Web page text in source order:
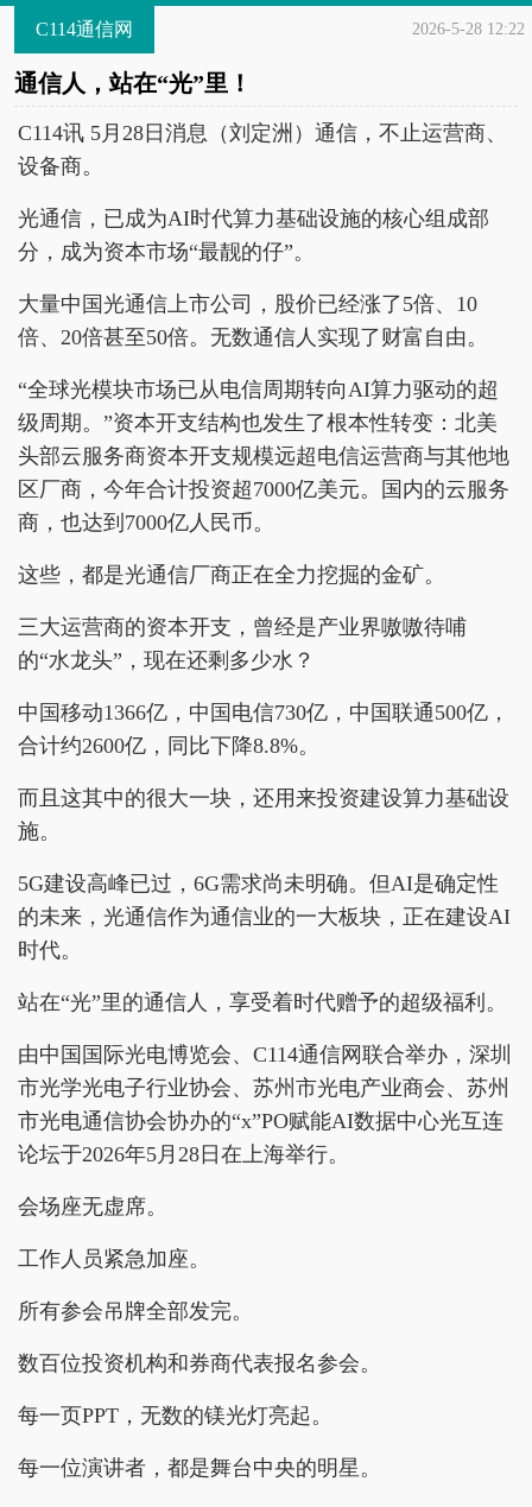
C114通信网 2026-5-28 12:22
通信人，站在“光”里！
C114讯 5月28日消息（刘定洲）通信，不止运营商、
设备商。
光通信，已成为AI时代算力基础设施的核心组成部
分，成为资本市场“最靓的仔”。
大量中国光通信上市公司，股价已经涨了5倍、10
倍、20倍甚至50倍。无数通信人实现了财富自由。
“全球光模块市场已从电信周期转向AI算力驱动的超
级周期。”资本开支结构也发生了根本性转变：北美
头部云服务商资本开支规模远超电信运营商与其他地
区厂商，今年合计投资超7000亿美元。国内的云服务
商，也达到7000亿人民币。
这些，都是光通信厂商正在全力挖掘的金矿。
三大运营商的资本开支，曾经是产业界嗷嗷待哺
的“水龙头”，现在还剩多少水？
中国移动1366亿，中国电信730亿，中国联通500亿，
合计约2600亿，同比下降8.8%。
而且这其中的很大一块，还用来投资建设算力基础设
施。
5G建设高峰已过，6G需求尚未明确。但AI是确定性
的未来，光通信作为通信业的一大板块，正在建设AI
时代。
站在“光”里的通信人，享受着时代赠予的超级福利。
由中国国际光电博览会、C114通信网联合举办，深圳
市光学光电子行业协会、苏州市光电产业商会、苏州
市光电通信协会协办的“x”PO赋能AI数据中心光互连
论坛于2026年5月28日在上海举行。
会场座无虚席。
工作人员紧急加座。
所有参会吊牌全部发完。
数百位投资机构和券商代表报名参会。
每一页PPT，无数的镁光灯亮起。
每一位演讲者，都是舞台中央的明星。